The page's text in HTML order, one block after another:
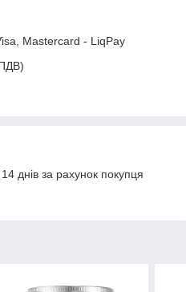
Mastercard - LiqPay
днів за рахунок покупця